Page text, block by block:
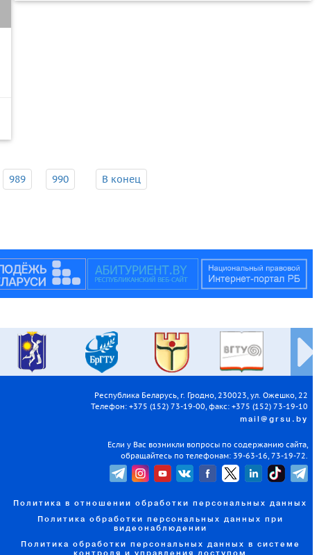
989 990
В конец
Республика Беларусь, г. Гродно, 230023, ул. Ожешко, 22
Телефон: +375 (152) 73-19-00, факс: +375 (152) 73-19-10
mail@grsu.by
Если у Вас возникли вопросы по содержанию сайта,
обращайтесь по телефонам: 39-63-16, 73-19-72.
Политика в отношении обработки персональных данных
Политика обработки персональных данных при
видеонаблюдении
Политика обработки персональных данных в системе
контроля и управления доступом